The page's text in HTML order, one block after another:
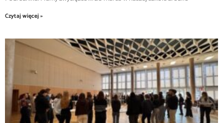
Czytaj więcej »